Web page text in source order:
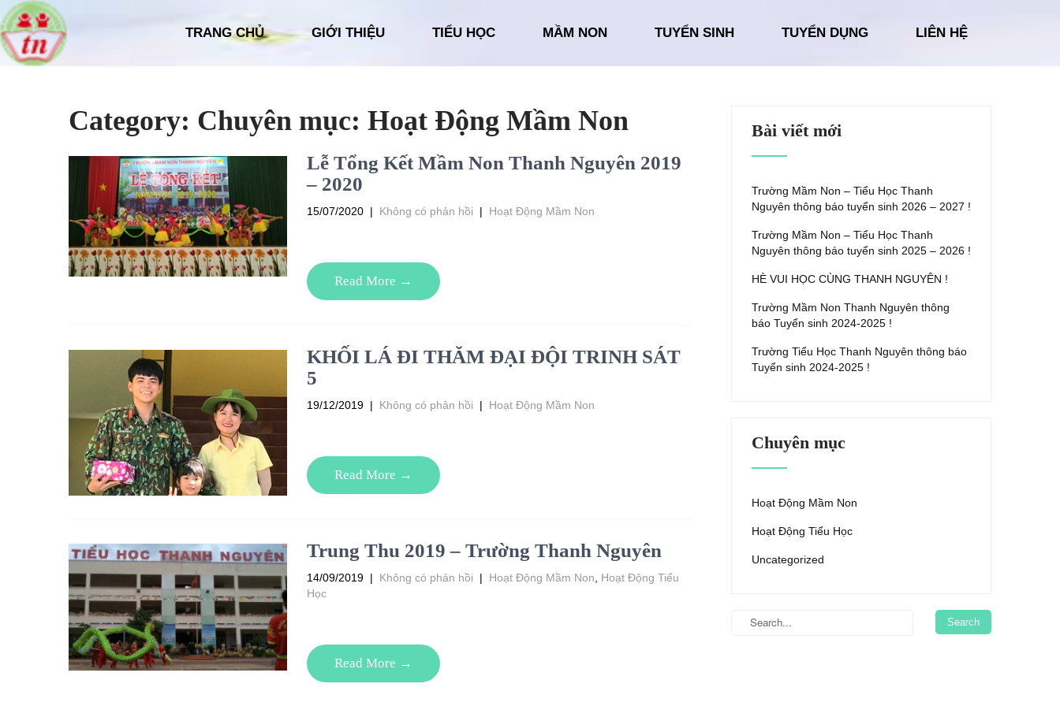
TRANG CHỦ GIỚI THIỆU TIỂU HỌC MẦM NON TUYỂN SINH TUYỂN DỤNG LIÊN HỆ
Category: Chuyên mục: Hoạt Động Mầm Non
Lễ Tổng Kết Mầm Non Thanh Nguyên 2019
– 2020
15/07/2020 | Không có phản hồi | Hoạt Động Mầm Non
Read More →
KHỐI LÁ ĐI THĂM ĐẠI ĐỘI TRINH SÁT
5
19/12/2019 | Không có phản hồi | Hoạt Động Mầm Non
Read More →
Trung Thu 2019 – Trường Thanh Nguyên
14/09/2019 | Không có phản hồi | Hoạt Động Mầm Non
Hoạt Động Tiểu
Học
Read More →
Bài viết mới
Trường Mầm Non – Tiểu Học Thanh
Nguyên thông báo tuyển sinh 2026 – 2027 !
Trường Mầm Non – Tiểu Học Thanh
Nguyên thông báo tuyển sinh 2025 – 2026 !
HÈ VUI HỌC CÙNG THANH NGUYÊN !
Trường Mầm Non Thanh Nguyên thông
báo Tuyển sinh 2024-2025 !
Trường Tiểu Học Thanh Nguyên thông báo
Tuyển sinh 2024-2025 !
Chuyên mục
Hoạt Động Mầm Non
Hoạt Động Tiểu Học
Uncategorized